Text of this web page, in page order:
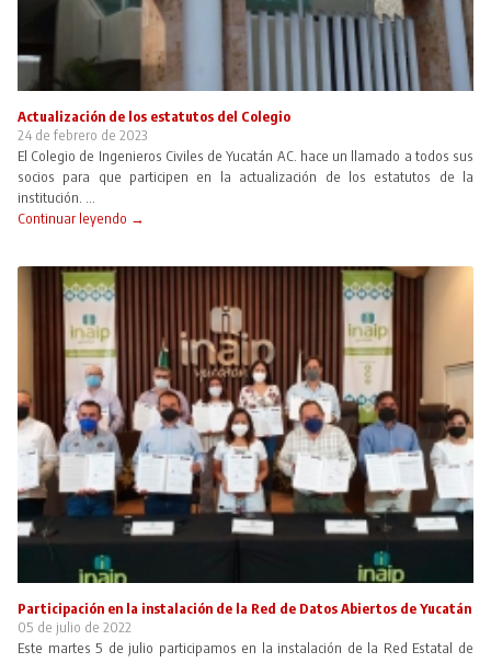
Actualización de los estatutos del Colegio
24 de febrero de 2023
El Colegio de Ingenieros Civiles de Yucatán AC. hace un llamado a todos sus
socios para que participen en la actualización de los estatutos de la
institución. ...
Continuar leyendo →
Participación en la instalación de la Red de Datos Abiertos de Yucatán
05 de julio de 2022
Este martes 5 de julio participamos en la instalación de la Red Estatal de